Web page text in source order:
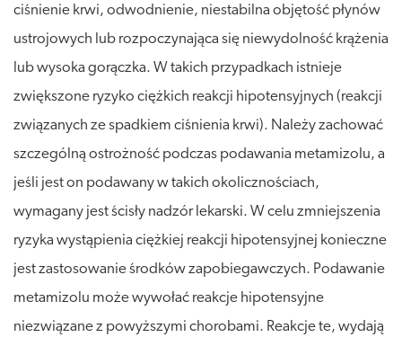
ciśnienie krwi, odwodnienie, niestabilna objętość płynów
ustrojowych lub rozpoczynająca się niewydolność krążenia
lub wysoka gorączka. W takich przypadkach istnieje
zwiększone ryzyko ciężkich reakcji hipotensyjnych (reakcji
związanych ze spadkiem ciśnienia krwi). Należy zachować
szczególną ostrożność podczas podawania metamizolu, a
jeśli jest on podawany w takich okolicznościach,
wymagany jest ścisły nadzór lekarski. W celu zmniejszenia
ryzyka wystąpienia ciężkiej reakcji hipotensyjnej konieczne
jest zastosowanie środków zapobiegawczych. Podawanie
metamizolu może wywołać reakcje hipotensyjne
niezwiązane z powyższymi chorobami. Reakcje te, wydają